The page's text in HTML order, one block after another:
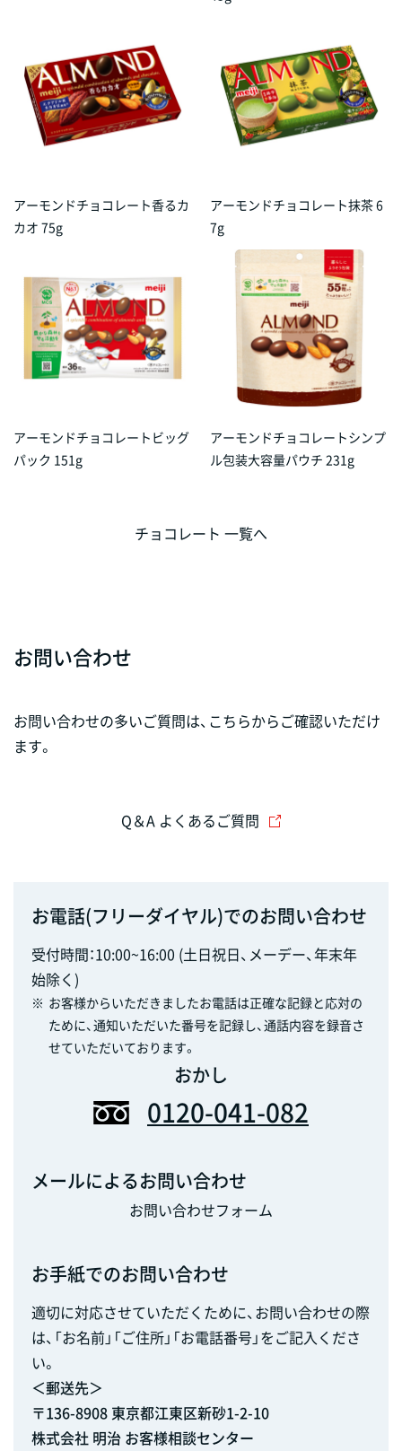
アーモンドチョコレート香るカ
カオ 75g
アーモンドチョコレート抹茶 6
7g
アーモンドチョコレートビッグ
パック 151g
アーモンドチョコレートシンプ
ル包装大容量パウチ 231g
チョコレート 一覧へ
お問い合わせ
お問い合わせの多いご質問は、こちらからご確認いただけ
ます。
Q＆A よくあるご質問
お電話(フリーダイヤル)でのお問い合わせ
受付時間：10:00~16:00 (土日祝日、メーデー、年末年
始除く)
※ お客様からいただきましたお電話は正確な記録と応対の
ために、通知いただいた番号を記録し、通話内容を録音さ
せていただいております。
おかし
0120-041-082
メールによるお問い合わせ
お問い合わせフォーム
お手紙でのお問い合わせ
適切に対応させていただくために、お問い合わせの際
は、「お名前」「ご住所」「お電話番号」をご記入くださ
い。
＜郵送先＞
〒136-8908 東京都江東区新砂1-2-10
株式会社 明治 お客様相談センター